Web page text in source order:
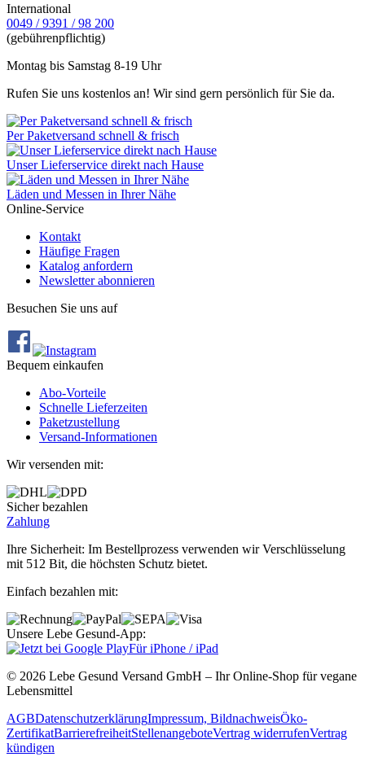
International
0049 / 9391 / 98 200
(gebührenpflichtig)
Montag bis Samstag 8-19 Uhr
Rufen Sie uns kostenlos an! Wir sind gern persönlich für Sie da.
Per Paketversand schnell & frisch
Unser Lieferservice direkt nach Hause
Läden und Messen in Ihrer Nähe
Online-Service
Kontakt
Häufige Fragen
Katalog anfordern
Newsletter abonnieren
Besuchen Sie uns auf
Bequem einkaufen
Abo‐Vorteile
Schnelle Lieferzeiten
Paketzustellung
Versand‐Informationen
Wir versenden mit:
Sicher bezahlen
Zahlung
Ihre Sicherheit: Im Bestellprozess verwenden wir Verschlüsselung
mit 512 Bit, die höchsten Schutz bietet.
Einfach bezahlen mit:
Unsere Lebe Gesund-App:
Für iPhone / iPad
© 2026 Lebe Gesund Versand GmbH – Ihr Online‐Shop für vegane
Lebensmittel
AGBDatenschutzerklärungImpressum, BildnachweisÖko‐
ZertifikatBarrierefreiheitStellenangeboteVertrag widerrufenVertrag
kündigen